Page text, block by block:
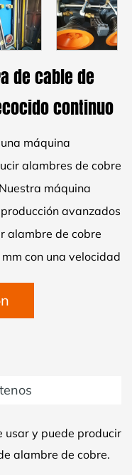
de cable de
continuo
máquina
alambres de cobre
máquina
avanzados
alambre de cobre
con una velocidad
de producción
este tipo de
usar y puede producir
alambre de cobre.